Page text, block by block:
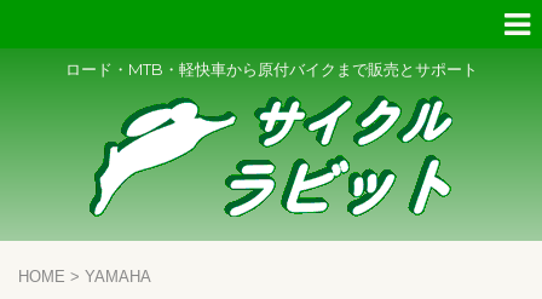
ロード・MTB・軽快車から原付バイクまで販売とサポート
HOME > YAMAHA